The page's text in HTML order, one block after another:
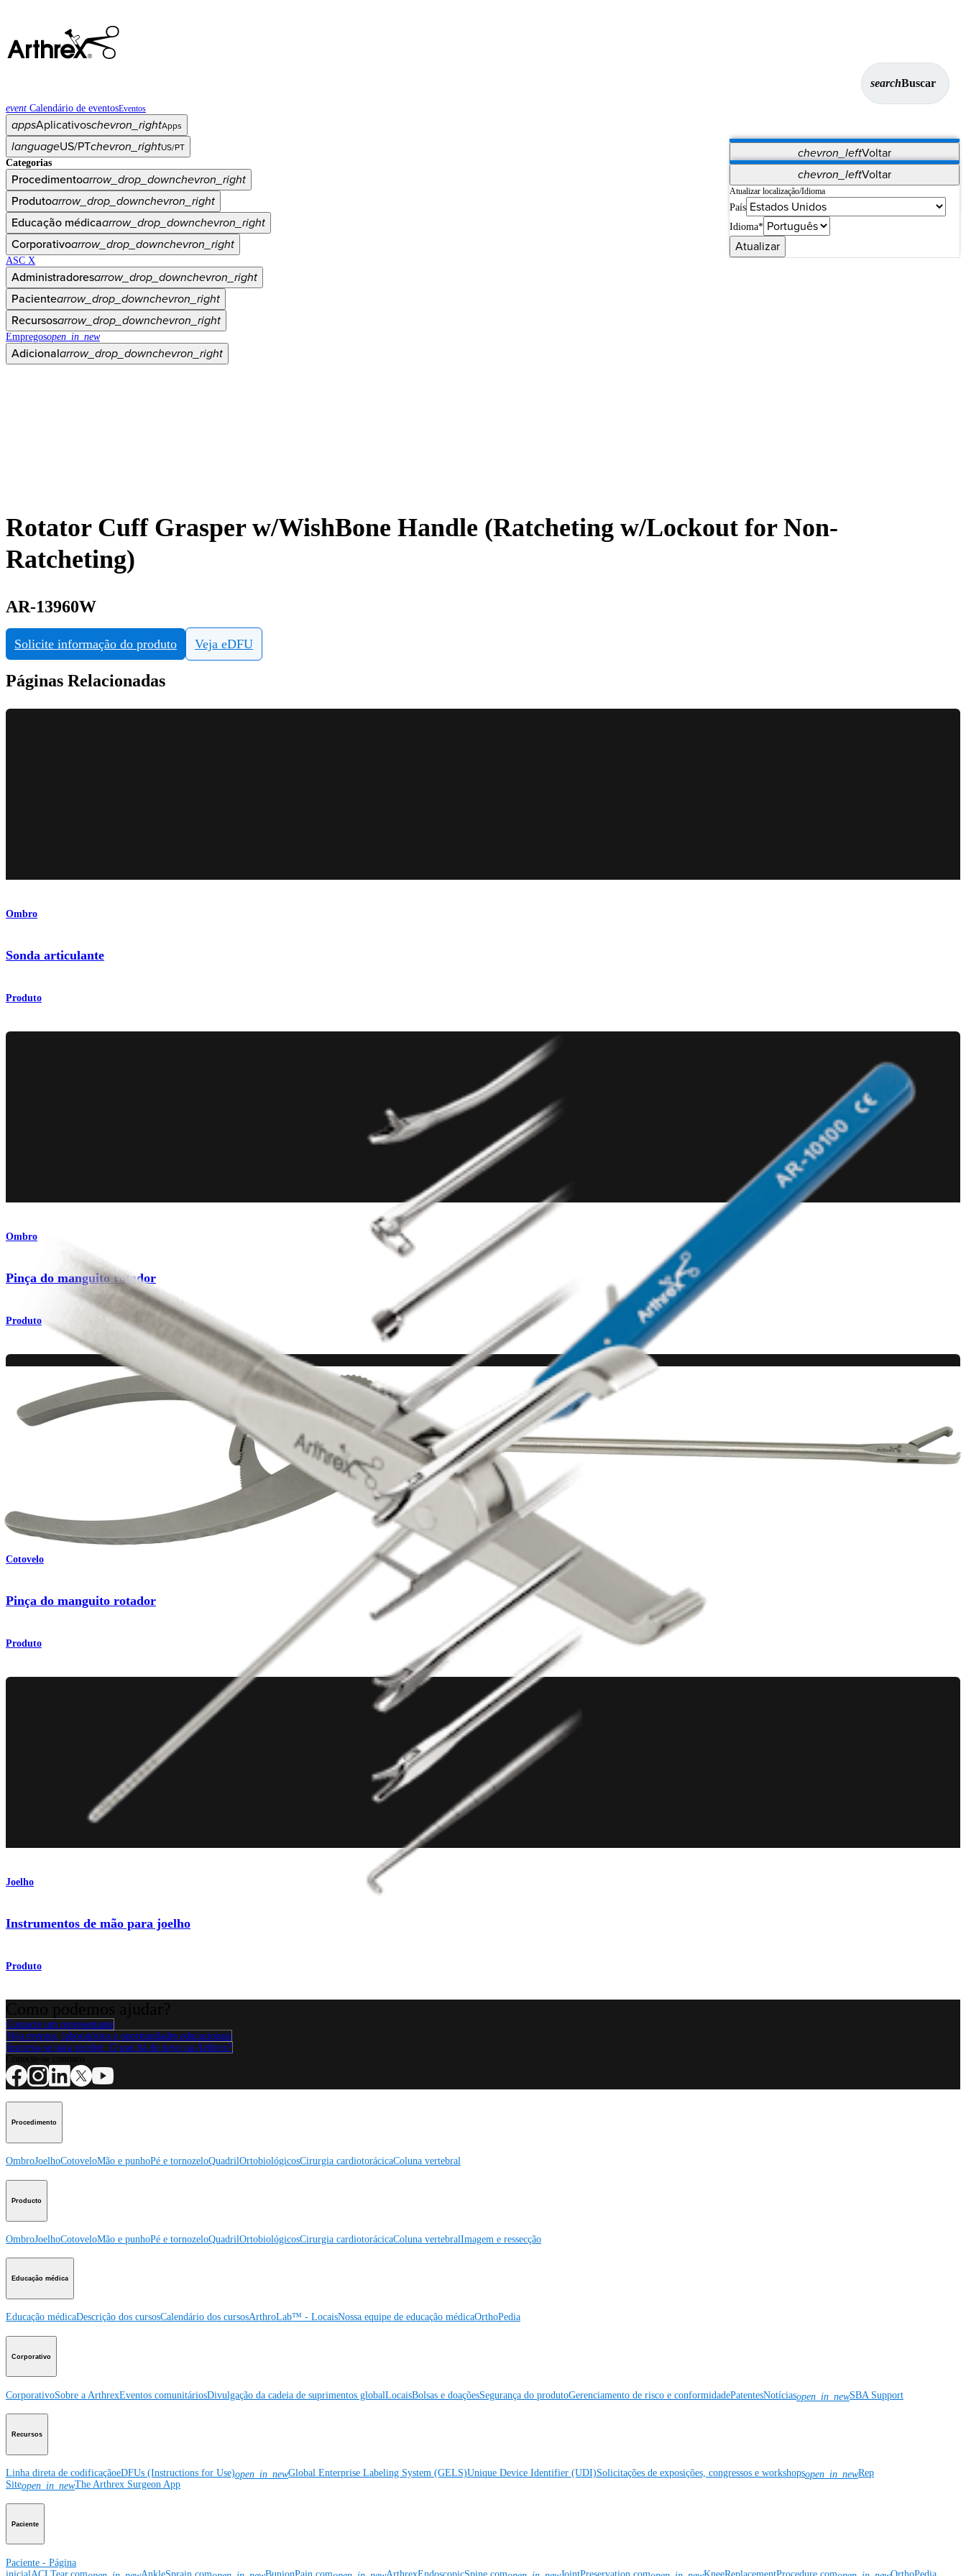
searchBuscar
event Calendário de eventosEventos
appsAplicativoschevron_rightApps
chevron_leftVoltar
Vet Systems OrthoPedia Patient
Supplier Portal
Synergy Imaging & Resection
languageUS/PTchevron_rightUS/PT
chevron_leftVoltar
Atualizar localização/Idioma
País
Idioma*
Atualizar
Categorias
Procedimentoarrow_drop_downchevron_right
Produtoarrow_drop_downchevron_right
Educação médicaarrow_drop_downchevron_right
Corporativoarrow_drop_downchevron_right
ASC X
Administradoresarrow_drop_downchevron_right
Pacientearrow_drop_downchevron_right
Recursosarrow_drop_downchevron_right
Empregosopen_in_new
Adicionalarrow_drop_downchevron_right
Rotator Cuff Grasper w/WishBone Handle (Ratcheting w/Lockout for Non-
Ratcheting)
AR-13960W
Solicite informação do produto Veja eDFU
Páginas Relacionadas
Ombro
Sonda articulante
Produto
Ombro
Pinça do manguito rotador
Produto
Cotovelo
Pinça do manguito rotador
Produto
Joelho
Instrumentos de mão para joelho
Produto
Contacte um representante
Veja eventos, laboratórios e oportunidades educacionais
Inscreva-se para receber: O que há de novo na Arthrex?
Procedimento
OmbroJoelhoCotoveloMão e punhoPé e tornozeloQuadrilOrtobiológicosCirurgia cardiotorácicaColuna vertebral
Producto
OmbroJoelhoCotoveloMão e punhoPé e tornozeloQuadrilOrtobiológicosCirurgia cardiotorácicaColuna vertebralImagem e ressecção
Educação médica
Educação médicaDescrição dos cursosCalendário dos cursosArthroLab™ - LocaisNossa equipe de educação médicaOrthoPedia
Corporativo
CorporativoSobre a ArthrexEventos comunitáriosDivulgação da cadeia de suprimentos globalLocaisBolsas e doaçõesSegurança do produtoGerenciamento de risco e conformidadePatentesNotíciasopen_in_newSBA Support
Recursos
Linha direta de codificaçãoeDFUs (Instructions for Use)open_in_newGlobal Enterprise Labeling System (GELS)Unique Device Identifier (UDI)Solicitações de exposições, congressos e workshopsopen_in_newRep
Siteopen_in_newThe Arthrex Surgeon App
Paciente
Paciente - Página